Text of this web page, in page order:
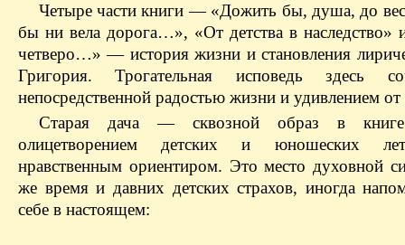
Четыре части книги — «Дожить бы, душа, до
бы ни вела дорога…», «От детства в наследство»
четверо…» — история жизни и становления
Григория. Трогательная исповедь здесь
непосредственной радостью жизни и удивлением от
Старая дача — сквозной образ в
олицетворением детских и юношеских
нравственным ориентиром. Это место духовной
же время и давних детских страхов, иногда
себе в настоящем: